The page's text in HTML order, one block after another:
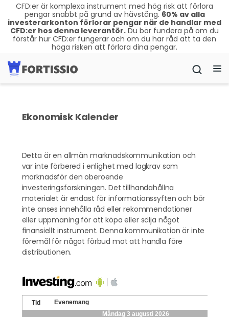
CFD:er är komplexa instrument med hög risk att förlora
pengar snabbt på grund av hävstång. 60% av alla
investerarkonton förlorar pengar när de handlar med
CFD:er hos denna leverantör. Du bör fundera på om du
förstår hur CFD:er fungerar och om du har råd att ta den
höga risken att förlora dina pengar.
Ekonomisk Kalender
Detta är en allmän marknadskommunikation och
var inte förbered i enlighet med lagkrav som
marknadsför den oberoende
investeringsforskningen. Det tillhandahållna
materialet är endast för informationssyften och bör
inte anses innehålla råd eller rekommendationer
eller uppmaning för att köpa eller sälja något
finansiellt instrument. Denna kommunikation är inte
föremål för något förbud mot att handla före
distributionen.